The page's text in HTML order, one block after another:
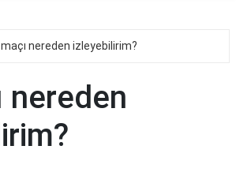
maçı nereden izleyebilirim?
nereden